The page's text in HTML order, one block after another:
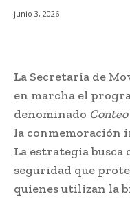
junio 3, 2026
La Secretaría de
en marcha el
denominado
la conmemoración
La estrategia busca
seguridad que
quienes utilizan la